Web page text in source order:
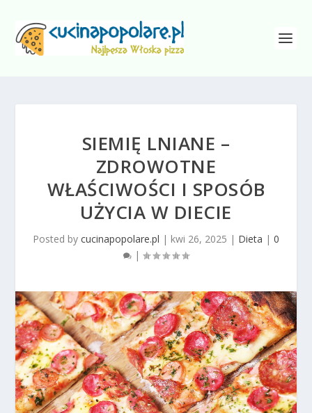
SIEMIĘ LNIANE –
ZDROWOTNE
WŁAŚCIWOŚCI I SPOSÓB
UŻYCIA W DIECIE
Posted by cucinapopolare.pl | kwi 26, 2025 | Dieta | 0
|